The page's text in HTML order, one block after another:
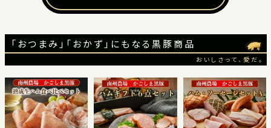
「おつまみ」「おかず」にもなる黒豚商品
おいしさって、愛だ。